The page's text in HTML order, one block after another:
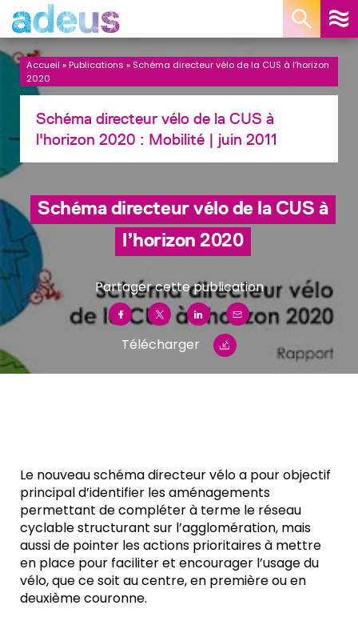
Accueil »Publications » Schéma directeur vélo de la CUS à l’horizon
2020
Schéma directeur vélo de la CUS à
l'horizon 2020 : Mobilité | juin 2011
Schéma directeur vélo de la CUS à
l’horizon 2020
Partager cette publication
Télécharger
Le nouveau schéma directeur vélo a pour objectif
principal d’identifier les aménagements
permettant de compléter à terme le réseau
cyclable structurant sur l’agglomération, mais
aussi de pointer les actions prioritaires à mettre
en place pour faciliter et encourager l’usage du
vélo, que ce soit au centre, en première ou en
deuxième couronne.
Panneau de gestion des cookies